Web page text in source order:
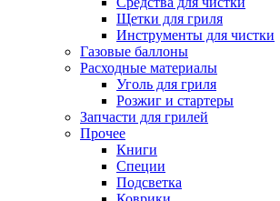
Щетки для гриля
Инструменты для чистки
Газовые баллоны
Расходные материалы
Уголь для гриля
Розжиг и стартеры
Запчасти для грилей
Прочее
Книги
Специи
Подсветка